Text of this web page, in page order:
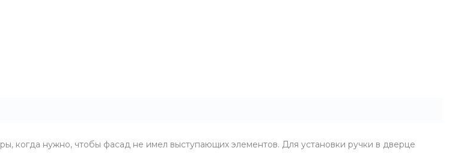
когда нужно, чтобы фасад не имел выступающих элементов. Для установки ручки в дверце